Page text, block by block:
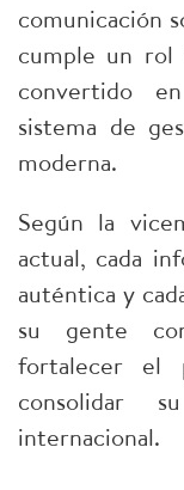
comunicación
cumple un rol
convertido
sistema de
moderna.
Según la
actual, cada
auténtica y
su gente
fortalecer el
consolidar
internacional.